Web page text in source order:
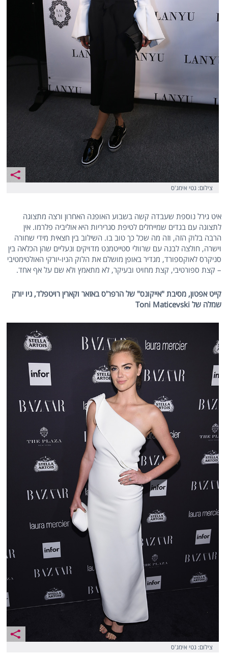
צילום: גטי אימג'ס
איט גירל נוספת שעבדה קשה בשבוע האופנה האחרון ורצה מתצוגה
לתצוגה עם בגדים שמייחלים לטיפת סגריריות היא אוליביה פלרמו. אין
הרבה בלוק הזה, וזה מה שכל כך טוב בו. השילוב בין חצאית מידי שחורה
וישרה, חולצה לבנה עם שרוולי סטייטמנט מדויקים ונעליים שהן הכלאה בין
סניקרס לאוקספורד, מגדיר באופן מושלם את הלוק הניו-יורקי האולטימטיבי
– קצת ספורטיבי, קצת מחויט ובעיקר, לא מתאמץ ולא שם על אף אחד.
קייט אפטון, מסיבת "אייקונס" של הרפר'ס באזאר וקארין רויטפלד, ניו יורק
שמלה שלToni Maticevski
צילום: גטי אימג'ס